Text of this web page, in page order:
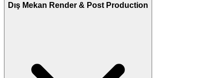
Dış Mekan Render & Post Production